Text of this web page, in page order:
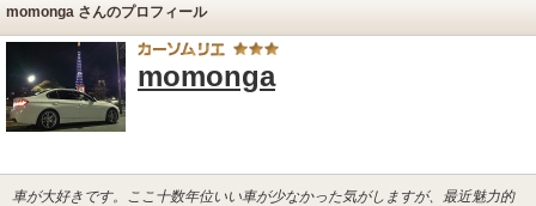
momonga さんのプロフィール
momonga
車が大好きです。ここ十数年位いい車が少なかった気がしますが、最近魅力的